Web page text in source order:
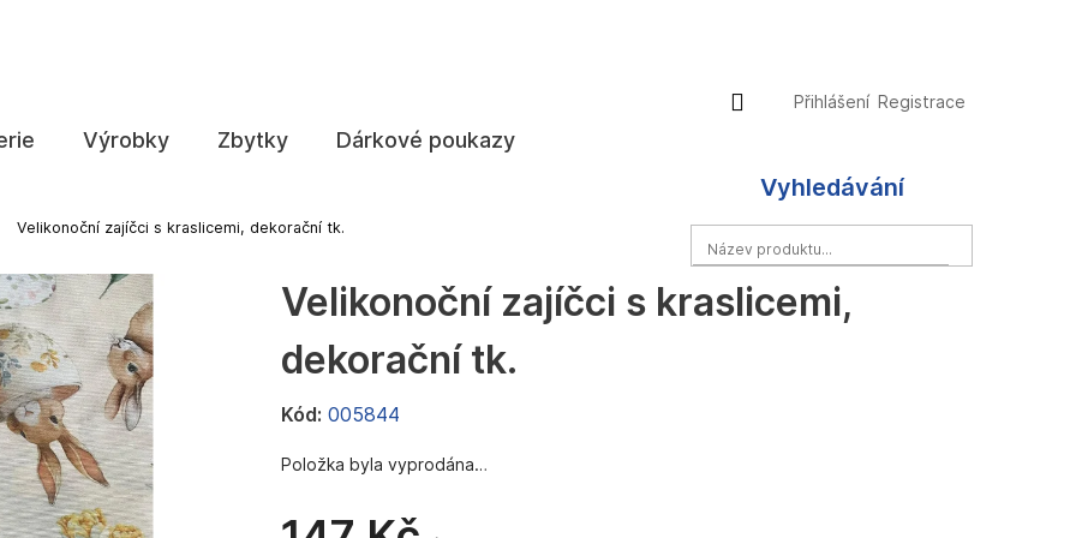
Výrobky Zbytky Dárkové poukazy
Přihlášení
Přihlášení Registrace
Vyhledávání
Velikonoční zajíčci s kraslicemi, dekorační tk.
Velikonoční zajíčci s kraslicemi,
dekorační tk.
Kód: 005844
Položka byla vyprodána…
Co potřebujete najít?
HLEDAT
Doporučujeme